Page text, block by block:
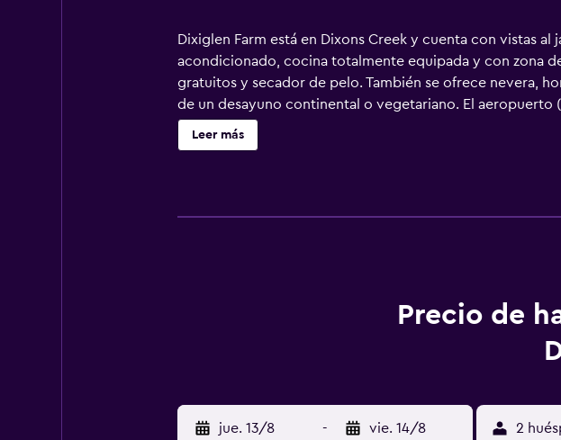
Dixiglen Farm está en Dixons Creek y cuenta con vistas
acondicionado, cocina totalmente equipada y con zona
gratuitos y secador de pelo. También se ofrece nevera,
de un desayuno continental o vegetariano. El
traslado de pago para ir o volver del aeropuerto.
Leer más
Precio de
jue. 13/8 - vie. 14/8 2